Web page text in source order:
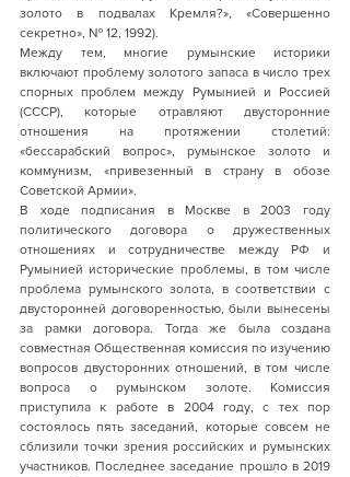
золото в подвалах Кремля?», «Совершенно
секретно», № 12, 1992).
Между тем, многие румынские историки
включают проблему золотого запаса в число трех
спорных проблем между Румынией и Россией
(СССР), которые отравляют двусторонние
отношения на протяжении столетий:
«бессарабский вопрос», румынское золото и
коммунизм, «привезенный в страну в обозе
Советской Армии».
В ходе подписания в Москве в 2003 году
политического договора о дружественных
отношениях и сотрудничестве между РФ и
Румынией исторические проблемы, в том числе
проблема румынского золота, в соответствии с
двусторонней договоренностью, были вынесены
за рамки договора. Тогда же была создана
совместная Общественная комиссия по изучению
вопросов двусторонних отношений, в том числе
вопроса о румынском золоте. Комиссия
приступила к работе в 2004 году, с тех пор
состоялось пять заседаний, которые совсем не
сблизили точки зрения российских и румынских
участников. Последнее заседание прошло в 2019